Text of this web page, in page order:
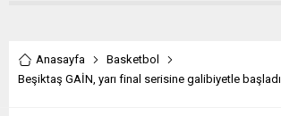
Anasayfa
Basketbol
Beşiktaş GAİN, yarı final serisine galibiyetle başladı